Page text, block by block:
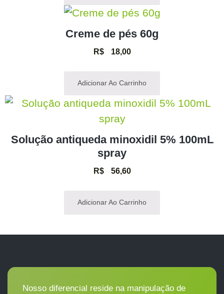
Creme de pés 60g
R$18,00
Adicionar Ao Carrinho
Solução antiqueda minoxidil 5% 100mL
spray
R$56,60
Adicionar Ao Carrinho
Nosso diferencial reside na manipulação de